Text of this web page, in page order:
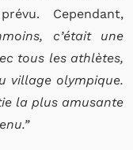
Cependant,
c’était une
tous les athlètes,
village olympique.
la plus amusante